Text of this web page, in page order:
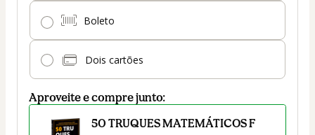
Boleto
Dois cartões
Aproveite e compre junto:
50 TRUQUES MATEMÁTICOS F